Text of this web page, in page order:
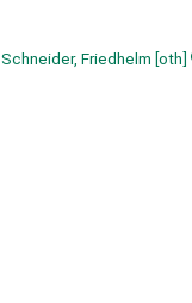
Schneider, Friedhelm [oth]